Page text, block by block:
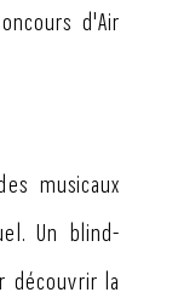
d'Air
musicaux
Un blind-
découvrir la